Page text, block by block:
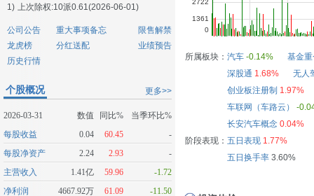
1) 上次除权:10派0.61(2026-06-01)
公司公告 重大事项备忘
限售解禁
龙虎榜
分红送配
业绩预告
历史行情
更多>>
个股概况
2026-03-31 数值 同比%
当季环比%
每股收益
0.04 60.45
-
每股净资产
2.24 2.93
-
主营收入
1.41亿 59.96
-1.72
净利润
4667.92万 61.09
-11.50
所属板块： 汽车 -0.14%
基金重
深股通 1.68%
无人
创业板注册制 1.97%
车联网（车路云）
-
长安汽车概念 0.04%
阶段表现： 五日表现 1.77%
五日换手率3.60%